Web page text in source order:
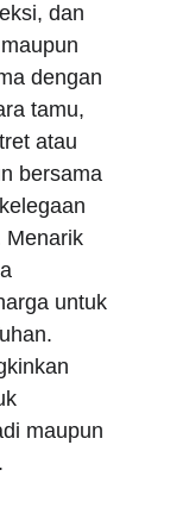
dan
dengan
tamu,
atau
bersama
Menarik
untuk
maupun